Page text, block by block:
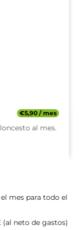
€5,90 / mes
al mes.
mes para todo el
(al neto de gastos)